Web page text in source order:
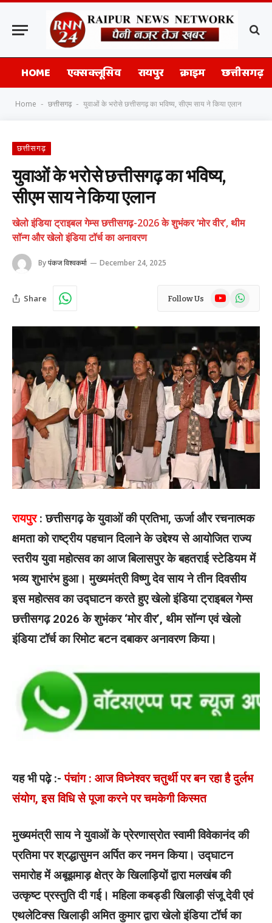
HOME एक्सक्लूसिव रायपुर क्राइम छत्तीसगढ़
Home - छत्तीसगढ़ - युवाओं के भरोसे छत्तीसगढ़ का भविष्य, सीएम साय ने किया एलान
छत्तीसगढ़
युवाओं के भरोसे छत्तीसगढ़ का भविष्य,
सीएम साय ने किया एलान
खेलो इंडिया ट्राइबल गेम्स छत्तीसगढ़-2026 के शुभंकर ‘मोर वीर’, थीम
सॉन्ग और खेलो इंडिया टॉर्च का अनावरण
Byपंकज विश्वकर्मा December 24, 2025
Share Follow Us YouTubeWhatsApp
रायपुर: छत्तीसगढ़ के युवाओं की प्रतिभा, ऊर्जा और रचनात्मक
क्षमता को राष्ट्रीय पहचान दिलाने के उद्देश्य से आयोजित राज्य
स्तरीय युवा महोत्सव का आज बिलासपुर के बहतराई स्टेडियम में
भव्य शुभारंभ हुआ। मुख्यमंत्री विष्णु देव साय ने तीन दिवसीय
इस महोत्सव का उद्घाटन करते हुए खेलो इंडिया ट्राइबल गेम्स
छत्तीसगढ़ 2026 के शुभंकर ‘मोर वीर’, थीम सॉन्ग एवं खेलो
इंडिया टॉर्च का रिमोट बटन दबाकर अनावरण किया।
यह भी पढ़े :-पंचांग : आज विघ्नेश्वर चतुर्थी पर बन रहा है दुर्लभ
संयोग, इस विधि से पूजा करने पर चमकेगी किस्मत
मुख्यमंत्री साय ने युवाओं के प्रेरणास्रोत स्वामी विवेकानंद की
प्रतिमा पर श्रद्धासुमन अर्पित कर नमन किया। उद्घाटन
समारोह में अबूझमाड़ क्षेत्र के खिलाड़ियों द्वारा मलखंब की
उत्कृष्ट प्रस्तुति दी गई। महिला कबड्डी खिलाड़ी संजू देवी एवं
एथलेटिक्स खिलाड़ी अमित कुमार द्वारा खेलो इंडिया टॉर्च का